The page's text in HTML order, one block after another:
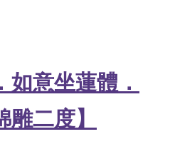
如意坐蓮體．
雕二度】